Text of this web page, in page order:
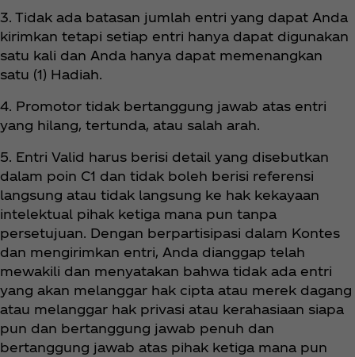
3. Tidak ada batasan jumlah entri yang dapat Anda
kirimkan tetapi setiap entri hanya dapat digunakan
satu kali dan Anda hanya dapat memenangkan
satu (1) Hadiah.
4. Promotor tidak bertanggung jawab atas entri
yang hilang, tertunda, atau salah arah.
5. Entri Valid harus berisi detail yang disebutkan
dalam poin C1 dan tidak boleh berisi referensi
langsung atau tidak langsung ke hak kekayaan
intelektual pihak ketiga mana pun tanpa
persetujuan. Dengan berpartisipasi dalam Kontes
dan mengirimkan entri, Anda dianggap telah
mewakili dan menyatakan bahwa tidak ada entri
yang akan melanggar hak cipta atau merek dagang
atau melanggar hak privasi atau kerahasiaan siapa
pun dan bertanggung jawab penuh dan
bertanggung jawab atas pihak ketiga mana pun